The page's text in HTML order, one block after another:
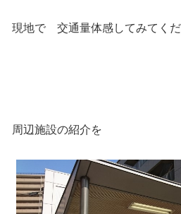
現地で 交通量体感してみてく
周辺施設の紹介を